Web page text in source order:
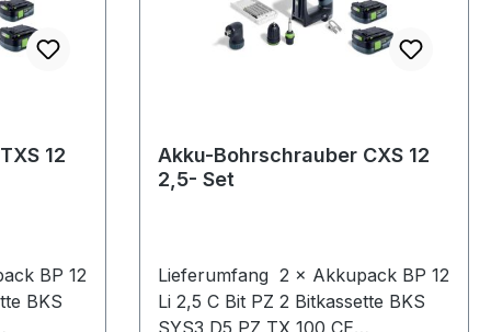
12
Akku-Bohrschrauber CXS 12
2,5- Set
Lieferumfang 2 × Akkupack BP 12
Li 2,5 C Bit PZ 2 Bitkassette BKS